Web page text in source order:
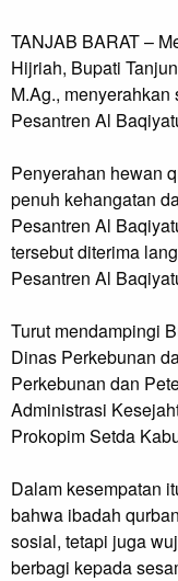
TANJAB BARAT –
Hijriah, Bupati
M.Ag.,
Pesantren Al
Penyerahan hewan
penuh kehangatan
Pesantren Al
tersebut diterima
Pesantren Al
Turut mendampingi
Dinas Perkebunan
Perkebunan dan
Administrasi
Prokopim Setda
Dalam kesempatan
bahwa ibadah
sosial, tetapi juga
berbagi kepada